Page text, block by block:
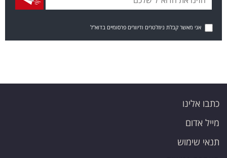
אני מאשר קבלת ניוזלטרים ודיוורים פרסומיים בדוא"ל
כתבו אלינו
מייל אדום
תנאי שימוש